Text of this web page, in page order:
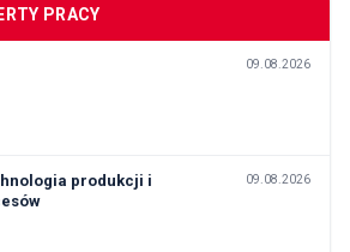
PRACY
09.08.2026
produkcji i
09.08.2026